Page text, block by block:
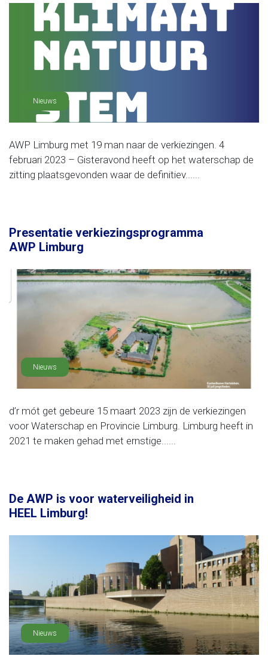
Nieuws
AWP Limburg met 19 man naar de verkiezingen. 4
februari 2023 – Gisteravond heeft op het waterschap de
zitting plaatsgevonden waar de definitiev......
Presentatie verkiezingsprogramma
AWP Limburg
Nieuws
d’r mót get gebeure 15 maart 2023 zijn de verkiezingen
voor Waterschap en Provincie Limburg. Limburg heeft in
2021 te maken gehad met ernstige......
De AWP is voor waterveiligheid in
HEEL Limburg!
Nieuws